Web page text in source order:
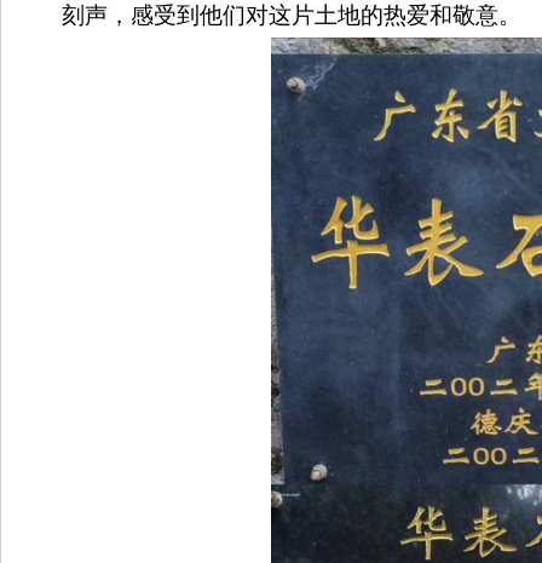
刻声，感受到他们对这片土地的热爱和敬意。